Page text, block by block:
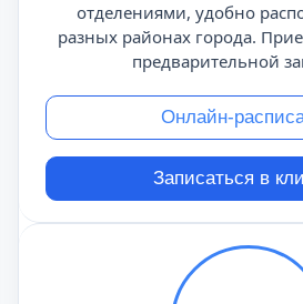
отделениями, удобно
разных районах города.
предварительной
Онлайн-
Записаться в